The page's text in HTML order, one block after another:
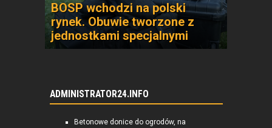
BOSP wchodzi na polski
rynek. Obuwie tworzone z
jednostkami specjalnymi
ADMINISTRATOR24.INFO
Betonowe donice do ogrodów, na